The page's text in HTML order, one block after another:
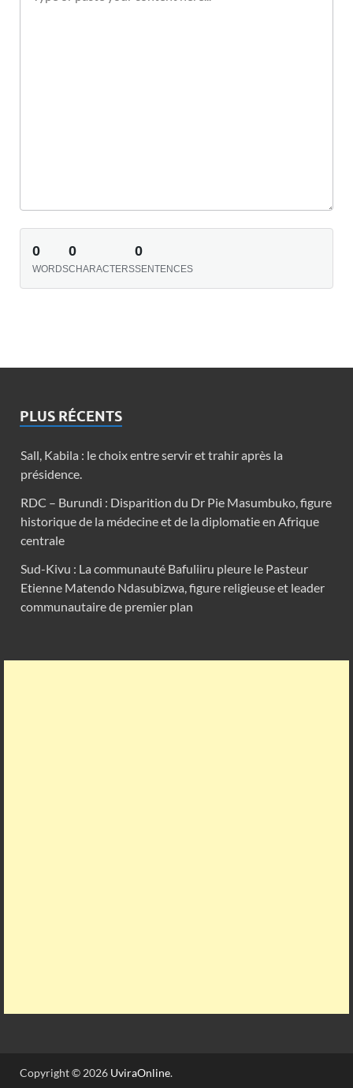
0
WORDS
0
CHARACTERS
0
SENTENCES
PLUS RÉCENTS
Sall, Kabila : le choix entre servir et trahir après la
présidence.
RDC – Burundi : Disparition du Dr Pie Masumbuko, figure
historique de la médecine et de la diplomatie en Afrique
centrale
Sud-Kivu : La communauté Bafuliiru pleure le Pasteur
Etienne Matendo Ndasubizwa, figure religieuse et leader
communautaire de premier plan
Copyright © 2026 UviraOnline.